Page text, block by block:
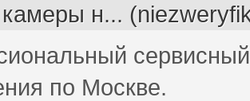
н...
по Москве.